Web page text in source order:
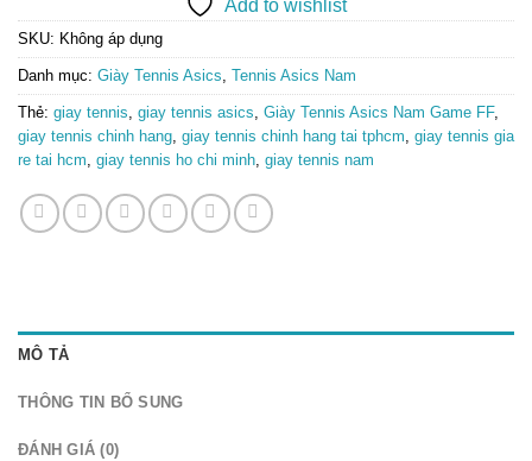
Add to wishlist
SKU: Không áp dụng
Danh mục: Giày Tennis Asics, Tennis Asics Nam
Thẻ: giay tennis, giay tennis asics, Giày Tennis Asics Nam Game FF,
giay tennis chinh hang, giay tennis chinh hang tai tphcm, giay tennis gia
re tai hcm, giay tennis ho chi minh, giay tennis nam
MÔ TẢ
THÔNG TIN BỔ SUNG
ĐÁNH GIÁ (0)